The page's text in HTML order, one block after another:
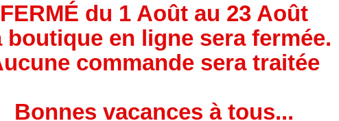
FERMÉ du 1 Août au 23 Août
boutique en ligne sera fermée.
commande sera traitée
Bonnes vacances à tous...